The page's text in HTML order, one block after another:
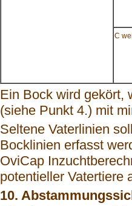
C
Ein Bock wird gekört,
(siehe Punkt 4.) mit
Seltene Vaterlinien
Bocklinien erfasst
OviCap
potentieller Vatertiere
10.